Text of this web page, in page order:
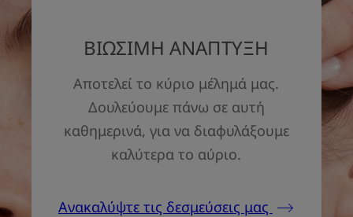
ΒΙΩΣΙΜΗ ΑΝΑΠΤΥΞΗ
Αποτελεί το κύριο μέλημά μας.
Δουλεύουμε πάνω σε αυτή
καθημερινά, για να διαφυλάξουμε
καλύτερα το αύριο.
Ανακαλύψτε τις δεσμεύσεις μας